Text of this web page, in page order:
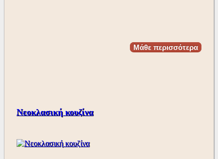
Μάθε περισσότερα
Νεοκλασική κουζίνα